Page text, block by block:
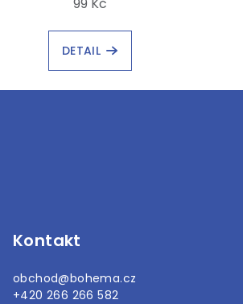
99 Kč
DETAIL
Kontakt
obchod@bohema.cz
+420 266 266 582